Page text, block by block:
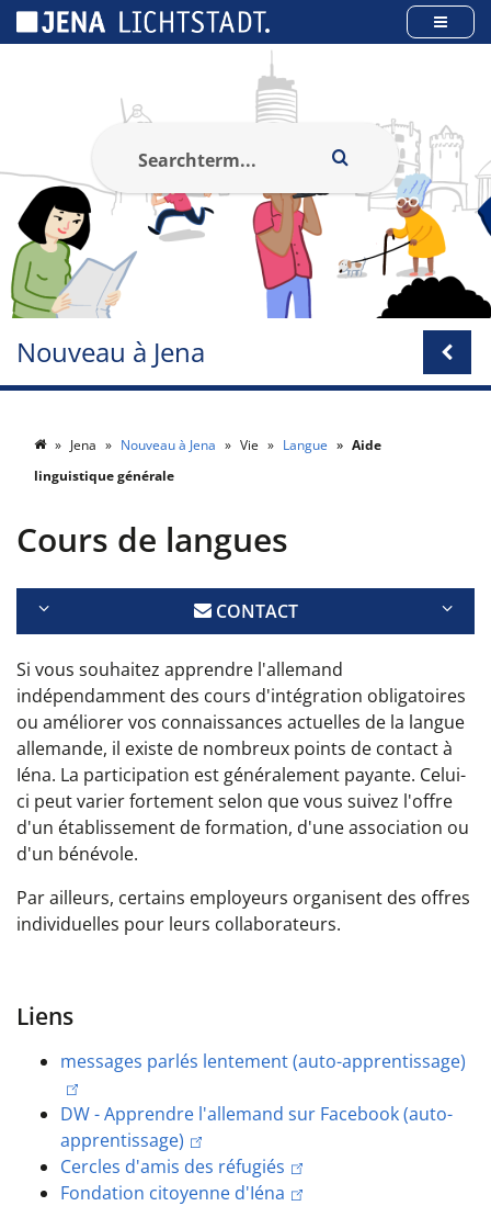
Nouveau à Jena
Jena Nouveau à Jena Vie Langue
Aide
linguistique générale
Cours de langues
CONTACT
Si vous souhaitez apprendre l'allemand
indépendamment des cours d'intégration obligatoires
ou améliorer vos connaissances actuelles de la langue
allemande, il existe de nombreux points de contact à
Iéna. La participation est généralement payante. Celui-
ci peut varier fortement selon que vous suivez l'offre
d'un établissement de formation, d'une association ou
d'un bénévole.
Par ailleurs, certains employeurs organisent des offres
individuelles pour leurs collaborateurs.
Liens
messages parlés lentement (auto-apprentissage)
DW - Apprendre l'allemand sur Facebook (auto-
apprentissage)
Cercles d'amis des réfugiés
Fondation citoyenne d'Iéna
Panneau de gestion des cookies